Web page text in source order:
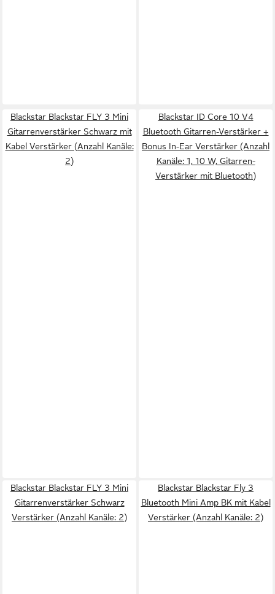
Blackstar Blackstar FLY 3 Mini
Gitarrenverstärker Schwarz mit
Kabel Verstärker (Anzahl Kanäle:
2)
Blackstar ID Core 10 V4
Bluetooth Gitarren-Verstärker +
Bonus In-Ear Verstärker (Anzahl
Kanäle: 1, 10 W, Gitarren-
Verstärker mit Bluetooth)
Blackstar Blackstar FLY 3 Mini
Gitarrenverstärker Schwarz
Verstärker (Anzahl Kanäle: 2)
Blackstar Blackstar Fly 3
Bluetooth Mini Amp BK mit Kabel
Verstärker (Anzahl Kanäle: 2)